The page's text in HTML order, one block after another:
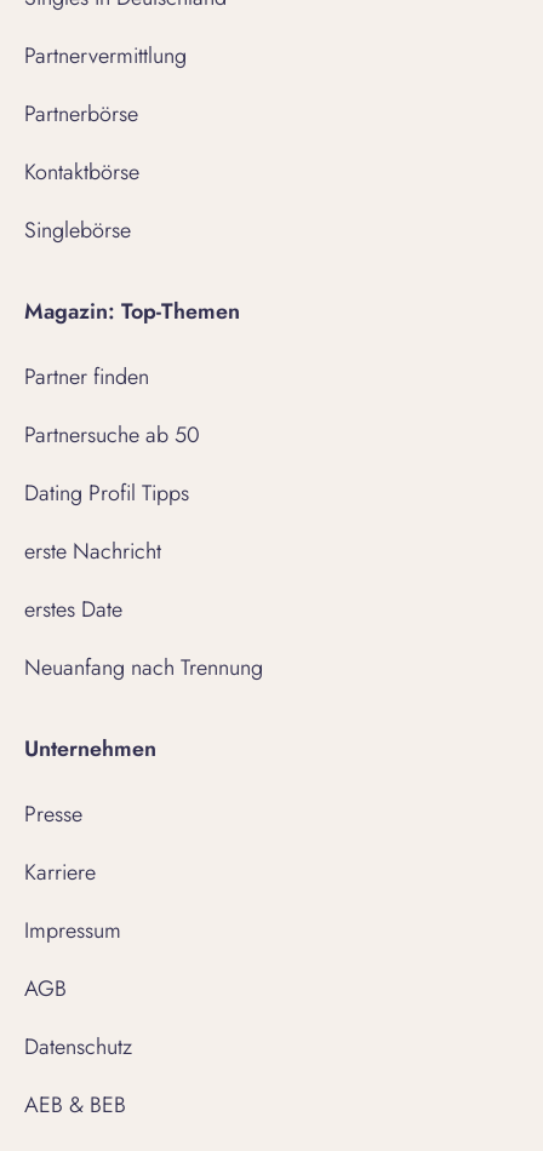
Partnervermittlung
Partnerbörse
Kontaktbörse
Singlebörse
Magazin: Top-Themen
Partner finden
Partnersuche ab 50
Dating Profil Tipps
erste Nachricht
erstes Date
Neuanfang nach Trennung
Unternehmen
Presse
Karriere
Impressum
AGB
Datenschutz
AEB & BEB